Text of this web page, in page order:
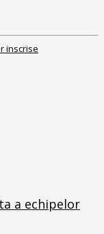
a echipelor